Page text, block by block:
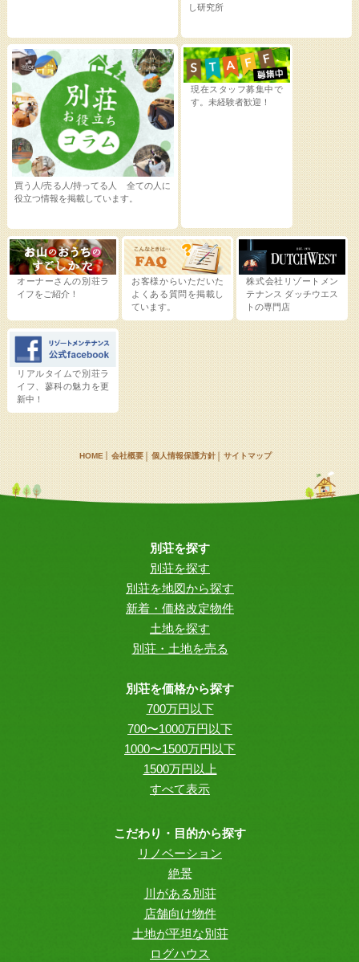
買う人/売る人/持ってる人 全ての人に
役立つ情報を掲載しています。
し研究所
現在スタッフ募集中で
す。未経験者歓迎！
オーナーさんの別荘ラ
イフをご紹介！
お客様からいただいた
よくある質問を掲載し
ています。
株式会社リゾートメン
テナンス ダッチウエス
トの専門店
リアルタイムで別荘ラ
イフ、蓼科の魅力を更
新中！
HOME 会社概要 個人情報保護方針 サイトマップ
別荘を探す
別荘を探す
別荘を地図から探す
新着・価格改定物件
土地を探す
別荘・土地を売る
別荘を価格から探す
700万円以下
700〜1000万円以下
1000〜1500万円以下
1500万円以上
すべて表示
こだわり・目的から探す
リノベーション
絶景
川がある別荘
店舗向け物件
土地が平坦な別荘
ログハウス